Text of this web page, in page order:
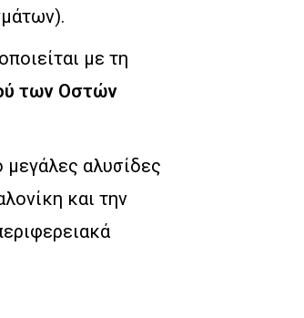
με τη
των Οστών
μεγάλες αλυσίδες
και την